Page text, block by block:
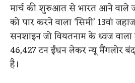
मार्च की शुरुआत से भारत आने वाले
को पार करने वाला ‘सिमी’ 13वां
सनशाइन जो वियतनाम के ध्वज
46,427 टन ईंधन लेकर न्यू मैंगलोर
है।